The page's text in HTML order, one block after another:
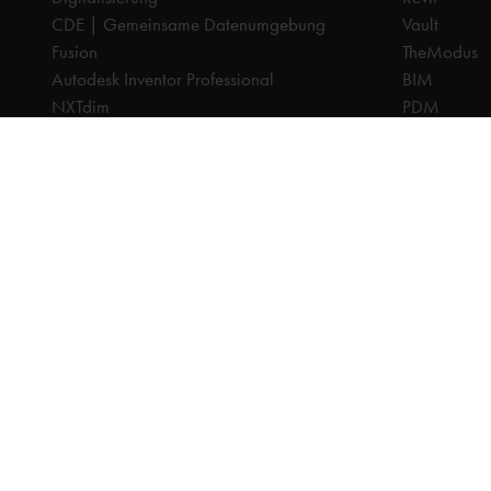
CDE | Gemeinsame Datenumgebung
Fusion
Autodesk Inventor Professional
NXTdim
Vault
TheModus
BIM
PDM